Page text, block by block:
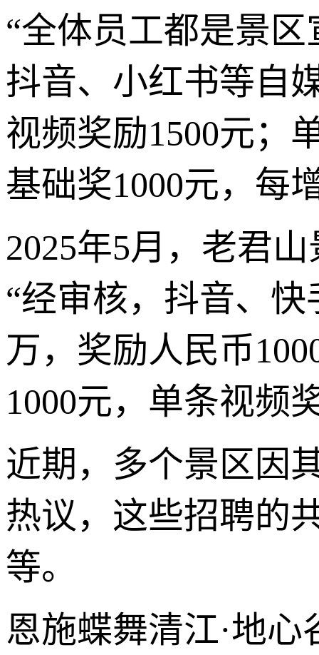
“全体员工都是景
抖音、小红书等自
视频奖励1500元；
基础奖1000元，每
2025年5月，老君
“经审核，抖音、
万，奖励人民币
1000元，单条视频
近期，多个景区因
热议，这些招聘的
等。
恩施蝶舞清江·地